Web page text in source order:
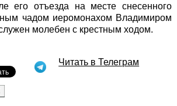
его отъезда на месте снесенного
чадом иеромонахом Владимиром
молебен с крестным ходом.
Читать в Телеграм